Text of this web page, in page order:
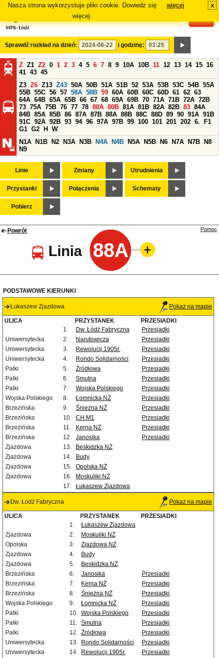
Nasza strona wykorzystuje pliki cookie. Dowiedz się
więcej.
więcej x
Sprawdź rozkład na dzień: i godzinę:
Z Z1 Z2 0 1 2 3 4 5 6 7 8 9 10A 10B 11 12 13 14 15 16
41 43 45
Z3 Z6 Z13 Z43 50A 50B 51A 51B 52 53A 53B 53C 54B 55A
55B 55C 56 57 58A 58B 59 60A 60B 60C 60D 61 62 63
64A 64B 65A 65B 66 67 68 69A 69B 70 71A 71B 72A 72B
73 75A 75B 76 77 78 80A 80B 81A 81B 82A 82B 83 84A
84B 85A 85B 86 87A 87B 88A 88B 88C 88D 89 90 91A 91B
91C 92A 92B 93 94 96 97A 97B 99 100 101 201 202 6.
F1
G1 G2 H
W
N1A
N1B N2 N3A N3B N4A N4B N5A N5B N6 N7A N7B
N8
N9
Linie Zmiany Utrudnienia
Przystanki Połączenia Schematy
Pobierz
Powrót
Linia 88A
Pomoc
PODSTAWOWE KIERUNKI
Łukaszew Zjazdowa Pokaż na mapie
ULICA PRZYSTANEK
PRZESIADKI
1.
Dw. Łódź Fabryczna
Przesiadki
Uniwersytecka
2. Narutowicza
Przesiadki
Uniwersytecka
3. Rewolucji 1905r.
Przesiadki
Uniwersytecka
4. Rondo Solidarności
Przesiadki
Palki
5. Źródłowa
Przesiadki
Palki
6. Smutna
Przesiadki
Palki
7. Wojska Polskiego
Przesiadki
Wojska Polskiego
8. Łomnicka NŻ
Przesiadki
Brzezińska
9. Śnieżna NŻ
Przesiadki
Brzezińska
10. CH M1
Przesiadki
Brzezińska
11. Kerna NŻ
Przesiadki
Brzezińska
12. Janosika
Przesiadki
Zjazdowa
13.
Beskidzka NŻ
Zjazdowa
14.
Budy
Zjazdowa
15.
Opolska NŻ
Zjazdowa
16.
Moskuliki NŻ
17.
Łukaszew Zjazdowa
Dw. Łódź Fabryczna Pokaż na mapie
ULICA PRZYSTANEK
PRZESIADKI
1.
Łukaszew Zjazdowa
Zjazdowa
2.
Moskuliki NŻ
Opolska
3.
Zjazdowa NŻ
Zjazdowa
4.
Budy
Zjazdowa
5.
Beskidzka NŻ
Brzezińska
6. Janosika
Przesiadki
Brzezińska
7. Kerna NŻ
Przesiadki
Brzezińska
8. Śnieżna NŻ
Przesiadki
Wojska Polskiego
9. Łomnicka NŻ
Przesiadki
Palki
10. Wojska Polskiego
Przesiadki
Palki
11. Smutna
Przesiadki
Palki
12. Źródłowa
Przesiadki
Uniwersytecka
13. Rondo Solidarności
Przesiadki
Uniwersytecka
14. Rewolucji 1905r. Przesiadki